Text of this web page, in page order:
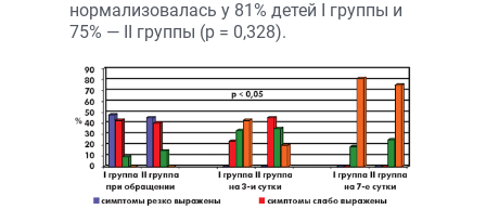
нормализовалась у 81% детей I группы и
75% — II группы (р = 0,328).